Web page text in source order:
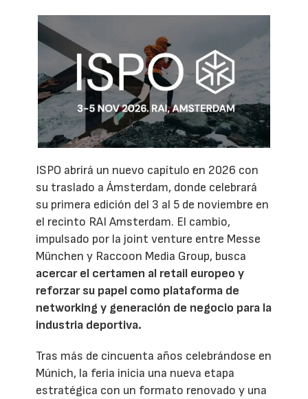
ISPO abrirá un nuevo capítulo en 2026 con
su traslado a Ámsterdam, donde celebrará
su primera edición del 3 al 5 de noviembre en
el recinto RAI Amsterdam. El cambio,
impulsado por la joint venture entre Messe
München y Raccoon Media Group, busca
acercar el certamen al retail europeo y
reforzar su papel como plataforma de
networking y generación de negocio para la
industria deportiva.
Tras más de cincuenta años celebrándose en
Múnich, la feria inicia una nueva etapa
estratégica con un formato renovado y una